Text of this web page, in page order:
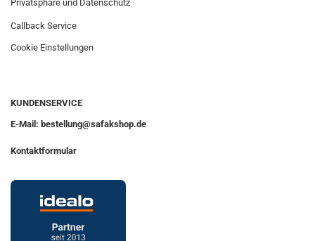
Privatsphäre und Datenschutz
Callback Service
Cookie Einstellungen
KUNDENSERVICE
E-Mail: bestellung@safakshop.de
Kontaktformular